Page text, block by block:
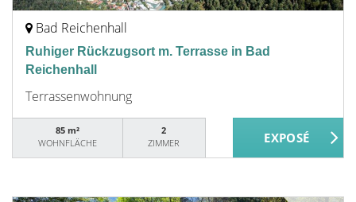
Bad Reichenhall
Ruhiger Rückzugsort m. Terrasse in Bad
Reichenhall
Terrassenwohnung
85 m²
WOHNFLÄCHE
2
ZIMMER